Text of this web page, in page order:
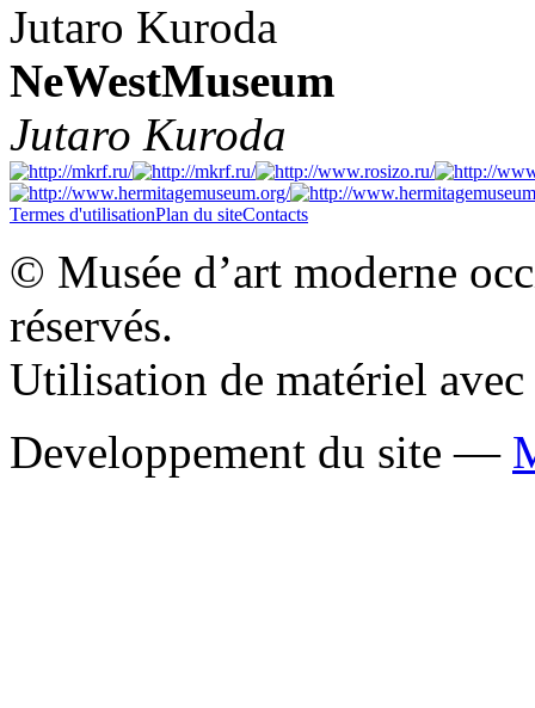
Jutaro Kuroda
NeWestMuseum
Jutaro Kuroda
Termes d'utilisationPlan du siteContacts
© Musée d’art moderne
réservés.
Utilisation de matériel avec
Developpement du site —